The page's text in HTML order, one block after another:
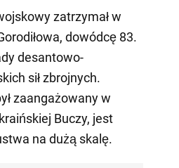
zatrzymał w
dowódcę 83.
desantowo-
sił zbrojnych.
zaangażowany w
Buczy, jest
na dużą skalę.